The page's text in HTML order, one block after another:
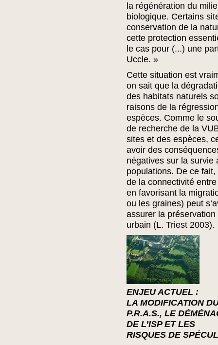
la régénération du
biologique. Certains
conservation de la
cette protection
le cas pour (...) une
Uccle. »
Cette situation est
on sait que la
des habitats naturels
raisons de la
espèces. Comme le
de recherche de la
sites et des espèces,
avoir des
négatives sur la survie
populations. De ce
de la connectivité
en favorisant la
ou les graines) peut
assurer la
urbain (L. Triest 2003).
ENJEU ACTUEL :
LA MODIFICATION
P.R.A.S., LE
DE L’ISP ET LES
RISQUES DE